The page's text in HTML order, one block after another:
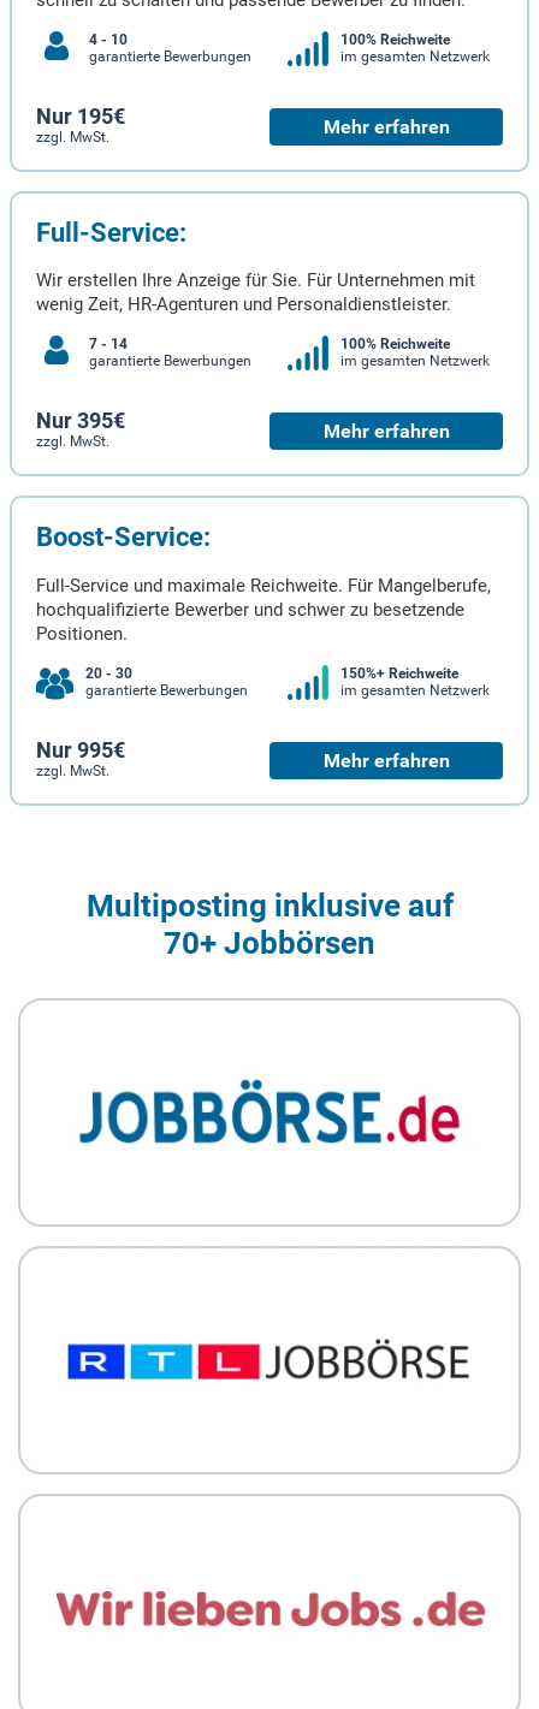
4 - 10
garantierte Bewerbungen
100% Reichweite
im gesamten Netzwerk
Nur 195€
zzgl. MwSt. Mehr erfahren
Full-Service:
Wir erstellen Ihre Anzeige für Sie. Für Unternehmen mit
wenig Zeit, HR-Agenturen und Personaldienstleister.
7 - 14
garantierte Bewerbungen
100% Reichweite
im gesamten Netzwerk
Nur 395€
zzgl. MwSt. Mehr erfahren
Boost-Service:
Full-Service und maximale Reichweite. Für Mangelberufe,
hochqualifizierte Bewerber und schwer zu besetzende
Positionen.
20 - 30
garantierte Bewerbungen
150%+ Reichweite
im gesamten Netzwerk
Nur 995€
zzgl. MwSt. Mehr erfahren
Multiposting inklusive auf
70+ Jobbörsen